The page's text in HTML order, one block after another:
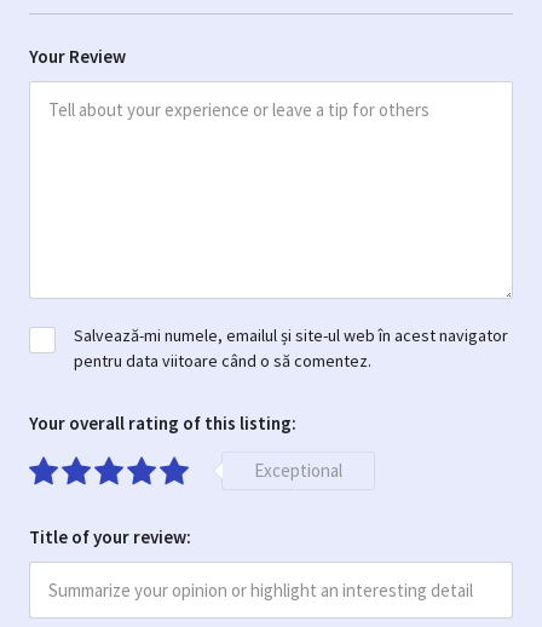
Your Review
Salvează-mi numele, emailul și site-ul web în acest navigator
pentru data viitoare când o să comentez.
Your overall rating of this listing:
Exceptional
Title of your review: